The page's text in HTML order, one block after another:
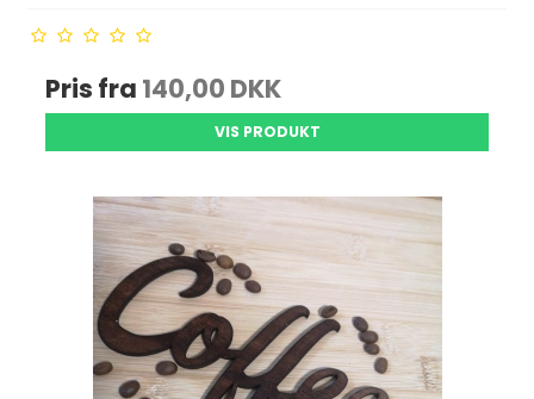
Pris fra 140,00 DKK
VIS PRODUKT